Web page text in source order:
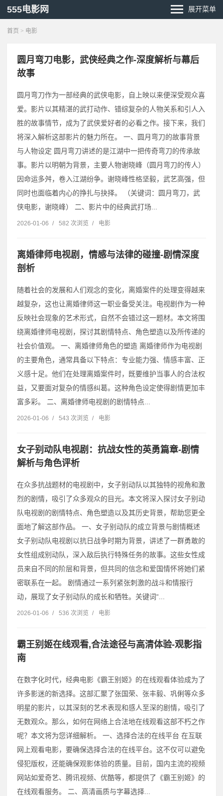
555电影网 展开菜单
首页 > 电影
圆月弯刀电影，武侠经典之作-深度解析与幕后
故事
圆月弯刀作为一部经典的武侠电影，自上映以来便深受观众喜
爱。影片以其精湛的武打动作、错综复杂的人物关系和引人入
胜的故事情节，成为了武侠爱好者的必看之作。接下来，我们
将深入解析这部影片的魅力所在。 一、圆月弯刀的故事背景
与人物设定 圆月弯刀讲述的是江湖中一把传奇弯刀的传承故
事。影片以明朝为背景，主要人物谢晓峰（圆月弯刀的传人）
因命运多舛，卷入江湖纷争。谢晓峰性格坚毅，武艺高强，但
同时也面临着内心的挣扎与抉择。 （关键词：圆月弯刀，武
侠电影，谢晓峰） 二、影片中的经典武打场...
2026-01-06 / 582 次浏览 / 电影
离婚律师电视剧，情感与法律的碰撞-剧情深度
剖析
随着社会的发展和人们观念的变化，离婚案件的处理变得越来
越复杂，这也让离婚律师这一职业备受关注。电视剧作为一种
反映社会现象的艺术形式，自然不会错过这一题材。本文将围
绕离婚律师电视剧，探讨其剧情特点、角色塑造以及所传递的
社会价值观。 一、离婚律师角色的塑造 离婚律师作为电视剧
的主要角色，通常具备以下特点：专业能力强、情感丰富、正
义感十足。他们在处理离婚案件时，既要维护当事人的合法权
益，又要面对复杂的情感纠葛。这种角色设定使得剧情更加丰
富多彩。 二、离婚律师电视剧的剧情特点...
2026-01-06 / 543 次浏览 / 电影
女子别动队电视剧：抗战女性的英勇篇章-剧情
解析与角色评析
在众多抗战题材的电视剧中，女子别动队以其独特的视角和激
烈的剧情，吸引了众多观众的目光。本文将深入探讨女子别动
队电视剧的剧情特点、角色塑造以及其历史背景，帮助您更全
面地了解这部作品。 一、女子别动队的成立背景与剧情概述
女子别动队电视剧以抗日战争时期为背景，讲述了一群勇敢的
女性组成别动队，深入敌后执行特殊任务的故事。这些女性成
员来自不同的阶层和背景，但共同的信念和爱国情怀将她们紧
密联系在一起。 剧情通过一系列紧张刺激的战斗和情报行
动，展现了女子别动队的成长和牺牲。关键词“...
2026-01-06 / 536 次浏览 / 电影
霸王别姬在线观看,合法途径与高清体验-观影指
南
在数字化时代，经典电影《霸王别姬》的在线观看体验成为了
许多影迷的新选择。这部汇聚了张国荣、张丰毅、巩俐等众多
明星的影片，以其深刻的艺术表现和感人至深的剧情，吸引了
无数观众。那么，如何在网络上合法地在线观看这部不朽之作
呢？本文将为您详细解析。 一、选择合法的在线平台 在互联
网上观看电影，要确保选择合法的在线平台。这不仅可以避免
侵犯版权，还能确保观影体验的质量。目前，国内主流的视频
网站如爱奇艺、腾讯视频、优酷等，都提供了《霸王别姬》的
在线观看服务。 二、高清画质与字幕选择...